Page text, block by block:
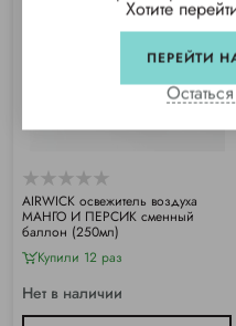
АIRWICK освежитель воздуха
МАНГО И ПЕРСИК сменный
баллон (250мл)
Купили 12 раз
Нет в наличии
Хотите
ПЕРЕЙТИ